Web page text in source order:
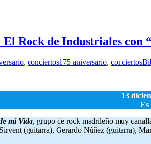
El Rock de Industriales con
, conciertos175 aniversario, conciertos
13
Es
mi Vida, grupo de rock madrileño muy
(guitarra), Gerardo Núñez (guitarra),